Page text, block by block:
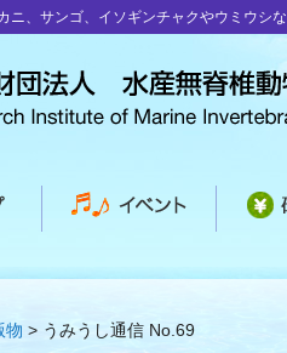
ニ、サンゴ、イソギンチャクやウミウシ
物 うみうし通信 No.69